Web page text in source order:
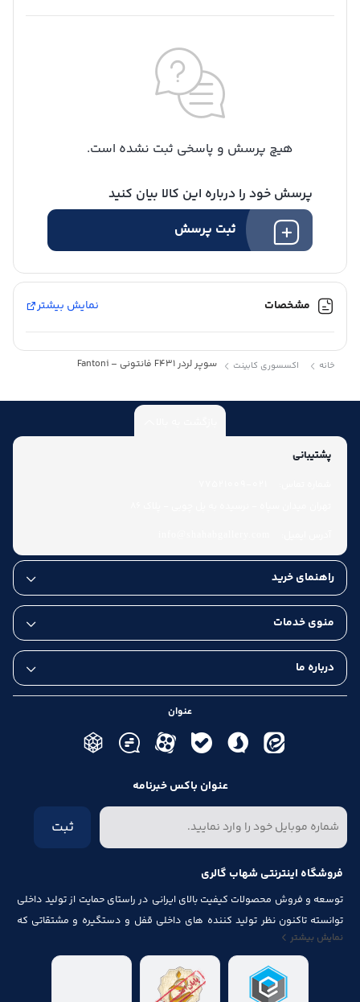
هیچ پرسش و پاسخی ثبت نشده است.
پرسش خود را درباره این کالا بیان کنید
ثبت پرسش
مشخصات نمایش بیشتر
خانه اکسسوری کابینت سوپر لردر F431 فانتونی – Fantoni
پشتیبانی
راهنمای خرید
منوی خدمات
درباره ما
عنوان
عنوان باکس خبرنامه
ثبت
فروشگاه اینترنتی شهاب گالری
توسعه و فروش محصولات کیفیت بالای ایرانی در راستای حمایت از تولید داخلی
توانسته تاکنون نظر تولید کننده های داخلی قفل و دستگیره و مشتقاتی که
مرتبط با درب و پنجره باشد از قبیل شماره پلاک، جک آرام بند ، فنر های در ، لولا ،
چرخ ، پیچ ، ریل ، پایه کابینت و لوازم آلات مصرف شده در کابینت را به خود جلب
نمایش بیشتر